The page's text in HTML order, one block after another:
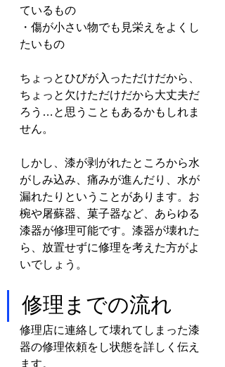
ているもの
・傷が小さい物でも見栄えをよくし
たいもの
ちょっとひびが入っただけだから、
ちょっと欠けただけだから大丈夫だ
ろう…と思うこともあるかもしれま
せん。
しかし、漆が剥がれたところから水
がしみ込み、痛みが進んだり、水が
漏れたりということがあります。お
椀や屠蘇器、菓子器など、あらゆる
漆器が修理可能です。漆器が壊れた
ら、放置せずに修理を考えた方がよ
いでしょう。
修理までの流れ
修理店に連絡して壊れてしまった漆
器の修理依頼をし状態を詳しく伝え
ます。